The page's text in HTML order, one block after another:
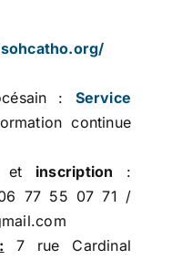
: Service
continue
et inscription :
77 55 07 71 /
7 rue Cardinal